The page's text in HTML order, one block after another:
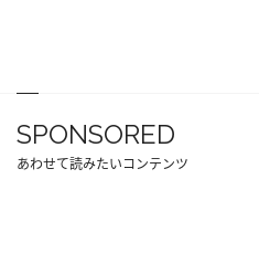
SPONSORED
あわせて読みたいコンテンツ